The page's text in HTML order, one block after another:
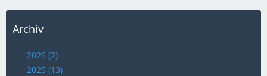
Archiv
2026 (2)
2025 (13)